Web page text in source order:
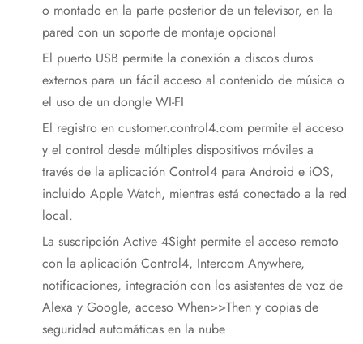
o montado en la parte posterior de un televisor, en la
pared con un soporte de montaje opcional
El puerto USB permite la conexión a discos duros
externos para un fácil acceso al contenido de música o
el uso de un dongle WI-FI
El registro en customer.control4.com permite el acceso
y el control desde múltiples dispositivos móviles a
través de la aplicación Control4 para Android e iOS,
incluido Apple Watch, mientras está conectado a la red
local.
La suscripción Active 4Sight permite el acceso remoto
con la aplicación Control4, Intercom Anywhere,
notificaciones, integración con los asistentes de voz de
Alexa y Google, acceso When>>Then y copias de
seguridad automáticas en la nube